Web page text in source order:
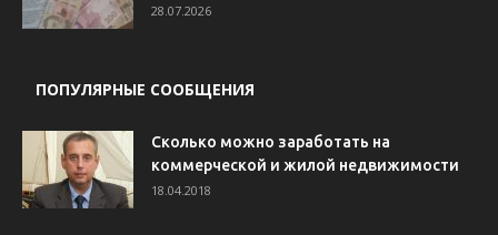
28.07.2026
ПОПУЛЯРНЫЕ СООБЩЕНИЯ
Сколько можно заработать на
коммерческой и жилой недвижимости
18.04.2018